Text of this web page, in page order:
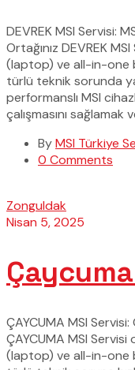
DEVREK MSI Servisi:
Ortağınız DEVREK
(laptop) ve all-in-one
türlü teknik sorunda
performanslı MSI
çalışmasını sağlamak
ByMSI Türkiye
0 Comments
Zonguldak
Nisan 5, 2025
ÇAYCUMA MSI
ÇAYCUMA MSI
(laptop) ve all-in-one